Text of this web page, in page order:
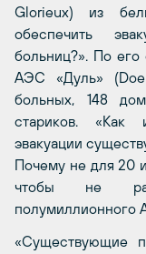
Glorieux) из
обеспечить
больниц?». По
АЭС «Дуль»
больных, 148
стариков. «Как
эвакуации
Почему не для 20
чтобы не
полумиллионного
«Существующие